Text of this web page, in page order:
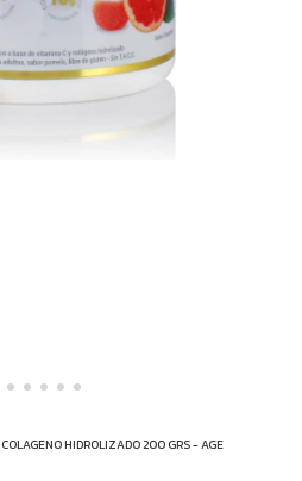
COLAGENO HIDROLIZADO 200 GRS - AGE